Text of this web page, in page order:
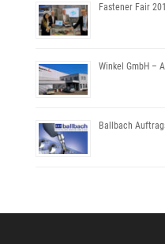
Fastener Fair
Winkel GmbH –
Ballbach